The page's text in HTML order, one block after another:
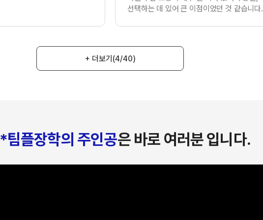
선택하는 데 있어 큰 이점이었던 것 같습니다.
+ 더보기 (4/40)
팀플장학의 주인공은 바로 여러분 입니다.